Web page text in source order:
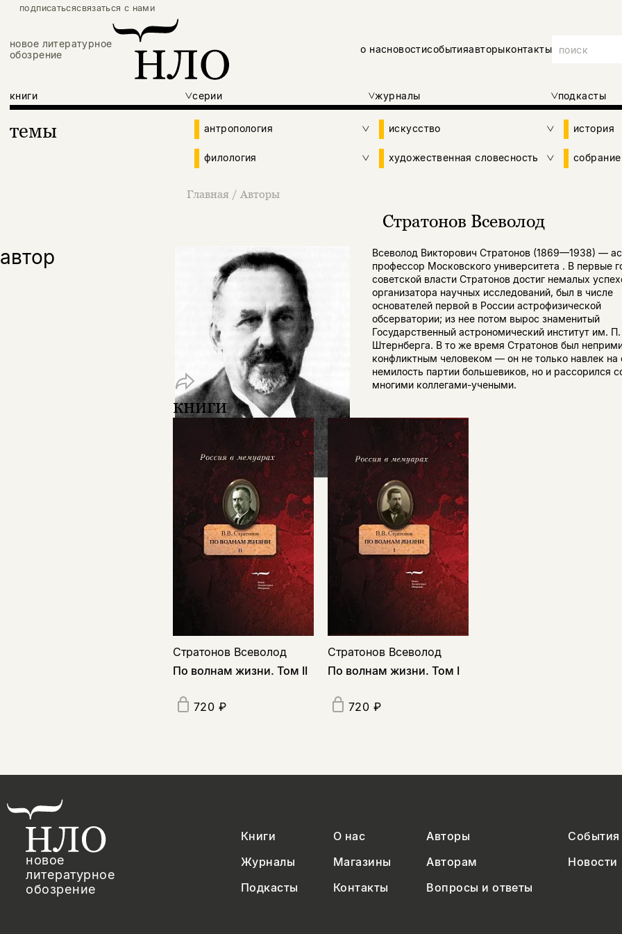
подписатьсясвязаться с нами
новое литературное
обозрение
о насновостисобытияавторыконтакты
книги серии журналы подкасты
темы антропология искусство история
филология художественная словесность
Главная / Авторы
Стратонов Всеволод
автор
Всеволод Викторович Стратонов (1869—1938) —
профессор Московского университета . В первые
советской власти Стратонов достиг немалых
организатора научных исследований, был в числе
основателей первой в России астрофизической
обсерватории; из нее потом вырос знаменитый
Государственный астрономический институт им.
Штернберга. В то же время Стратонов был
конфликтным человеком — он не только навлек на
немилость партии большевиков, но и рассорился
многими коллегами-учеными.
книги
Стратонов Всеволод
По волнам жизни. Том II
720 ₽
Стратонов Всеволод
По волнам жизни. Том I
720 ₽
новое
литературное
обозрение
Книги О нас Авторы
События
Журналы
Магазины Авторам
Новости
Подкасты
Контакты Вопросы и ответы